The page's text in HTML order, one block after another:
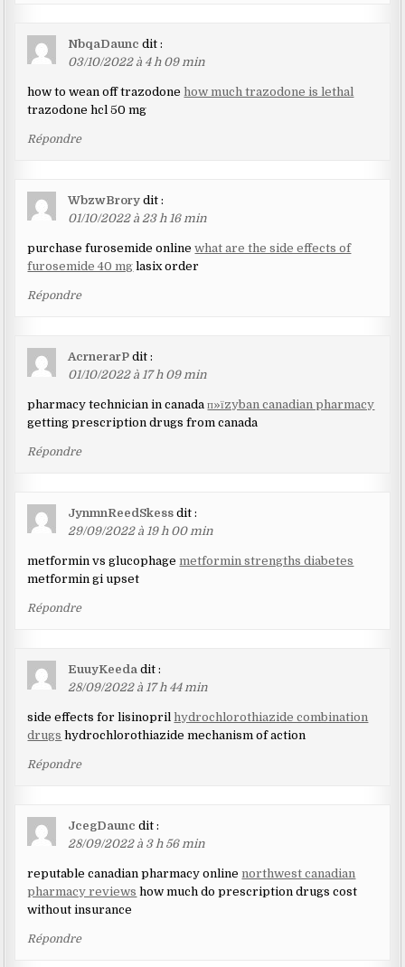
NbqaDaunc dit :
03/10/2022 à 4 h 09 min
how to wean off trazodone how much trazodone is lethal
trazodone hcl 50 mg
Répondre
WbzwBrory dit :
01/10/2022 à 23 h 16 min
purchase furosemide onlinewhat are the side effects of
furosemide 40 mg lasix order
Répondre
AcrnerarP dit :
01/10/2022 à 17 h 09 min
pharmacy technician in canadaп»їzyban canadian pharmacy
getting prescription drugs from canada
Répondre
JynmnReedSkess dit :
29/09/2022 à 19 h 00 min
metformin vs glucophage metformin strengths diabetes
metformin gi upset
Répondre
EuuyKeeda dit :
28/09/2022 à 17 h 44 min
side effects for lisinopril hydrochlorothiazide combination
drugs hydrochlorothiazide mechanism of action
Répondre
JcegDaunc dit :
28/09/2022 à 3 h 56 min
reputable canadian pharmacy online northwest canadian
pharmacy reviews how much do prescription drugs cost
without insurance
Répondre